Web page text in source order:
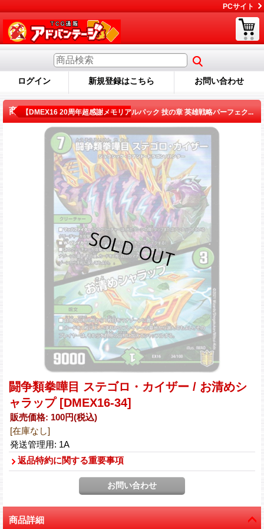
PCサイト
ログイン 新規登録はこちら お問い合わせ
商品詳細【DMEX16 20周年超感謝メモリアルパック 技の章 英雄戦略パーフェク...
闘争類拳嘩目 ステゴロ・カイザー / お清めシ
ャラップ [DMEX16-34]
販売価格: 100円(税込)
[在庫なし]
発送管理用: 1A
返品特約に関する重要事項
商品詳細